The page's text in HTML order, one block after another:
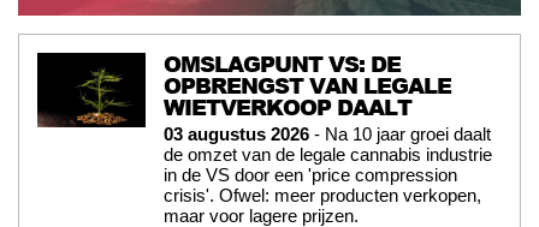
OMSLAGPUNT VS: DE
OPBRENGST VAN LEGALE
WIETVERKOOP DAALT
03 augustus 2026 - Na 10 jaar groei daalt
de omzet van de legale cannabis industrie
in de VS door een 'price compression
crisis'. Ofwel: meer producten verkopen,
maar voor lagere prijzen.